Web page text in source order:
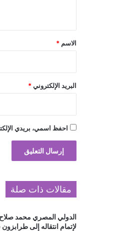
*
الاسم *
البريد الإلكتروني *
احفظ اسمي، بريدي
مقالات ذات صلة
الدولي المصري محمد صلاح
لإتمام انتقاله إلى